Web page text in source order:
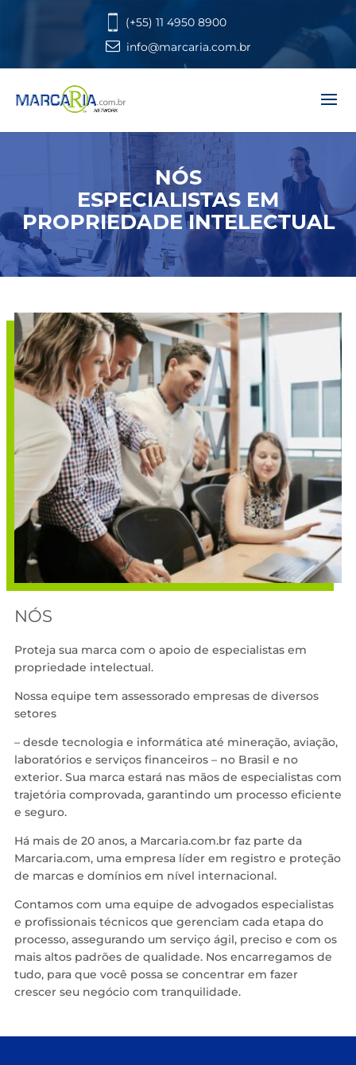
(+55) 11 4950 8900
info@marcaria.com.br
NÓS
ESPECIALISTAS EM
PROPRIEDADE INTELECTUAL
NÓS
Proteja sua marca com o apoio de especialistas em
propriedade intelectual.
Nossa equipe tem assessorado empresas de diversos
setores
– desde tecnologia e informática até mineração, aviação,
laboratórios e serviços financeiros – no Brasil e no
exterior. Sua marca estará nas mãos de especialistas com
trajetória comprovada, garantindo um processo eficiente
e seguro.
Há mais de 20 anos, a Marcaria.com.br faz parte da
Marcaria.com, uma empresa líder em registro e proteção
de marcas e domínios em nível internacional.
Contamos com uma equipe de advogados especialistas
e profissionais técnicos que gerenciam cada etapa do
processo, assegurando um serviço ágil, preciso e com os
mais altos padrões de qualidade. Nos encarregamos de
tudo, para que você possa se concentrar em fazer
crescer seu negócio com tranquilidade.